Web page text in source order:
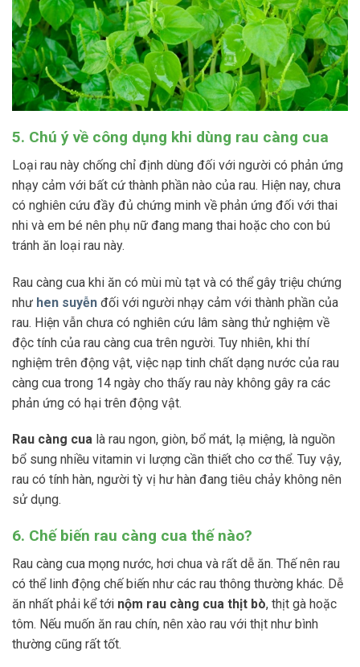
5. Chú ý về công dụng khi dùng rau càng cua
Loại rau này chống chỉ định dùng đối với người có phản ứng
nhạy cảm với bất cứ thành phần nào của rau. Hiện nay, chưa
có nghiên cứu đầy đủ chứng minh về phản ứng đối với thai
nhi và em bé nên phụ nữ đang mang thai hoặc cho con bú
tránh ăn loại rau này.
Rau càng cua khi ăn có mùi mù tạt và có thể gây triệu chứng
như hen suyễn đối với người nhạy cảm với thành phần của
rau. Hiện vẫn chưa có nghiên cứu lâm sàng thử nghiệm về
độc tính của rau càng cua trên người. Tuy nhiên, khi thí
nghiệm trên động vật, việc nạp tinh chất dạng nước của rau
càng cua trong 14 ngày cho thấy rau này không gây ra các
phản ứng có hại trên động vật.
Rau càng cua là rau ngon, giòn, bổ mát, lạ miệng, là nguồn
bổ sung nhiều vitamin vi lượng cần thiết cho cơ thể. Tuy vậy,
rau có tính hàn, người tỳ vị hư hàn đang tiêu chảy không nên
sử dụng.
6. Chế biến rau càng cua thế nào?
Rau càng cua mọng nước, hơi chua và rất dễ ăn. Thế nên rau
có thể linh động chế biến như các rau thông thường khác. Dễ
ăn nhất phải kể tới nộm rau càng cua thịt bò, thịt gà hoặc
tôm. Nếu muốn ăn rau chín, nên xào rau với thịt như bình
thường cũng rất tốt.